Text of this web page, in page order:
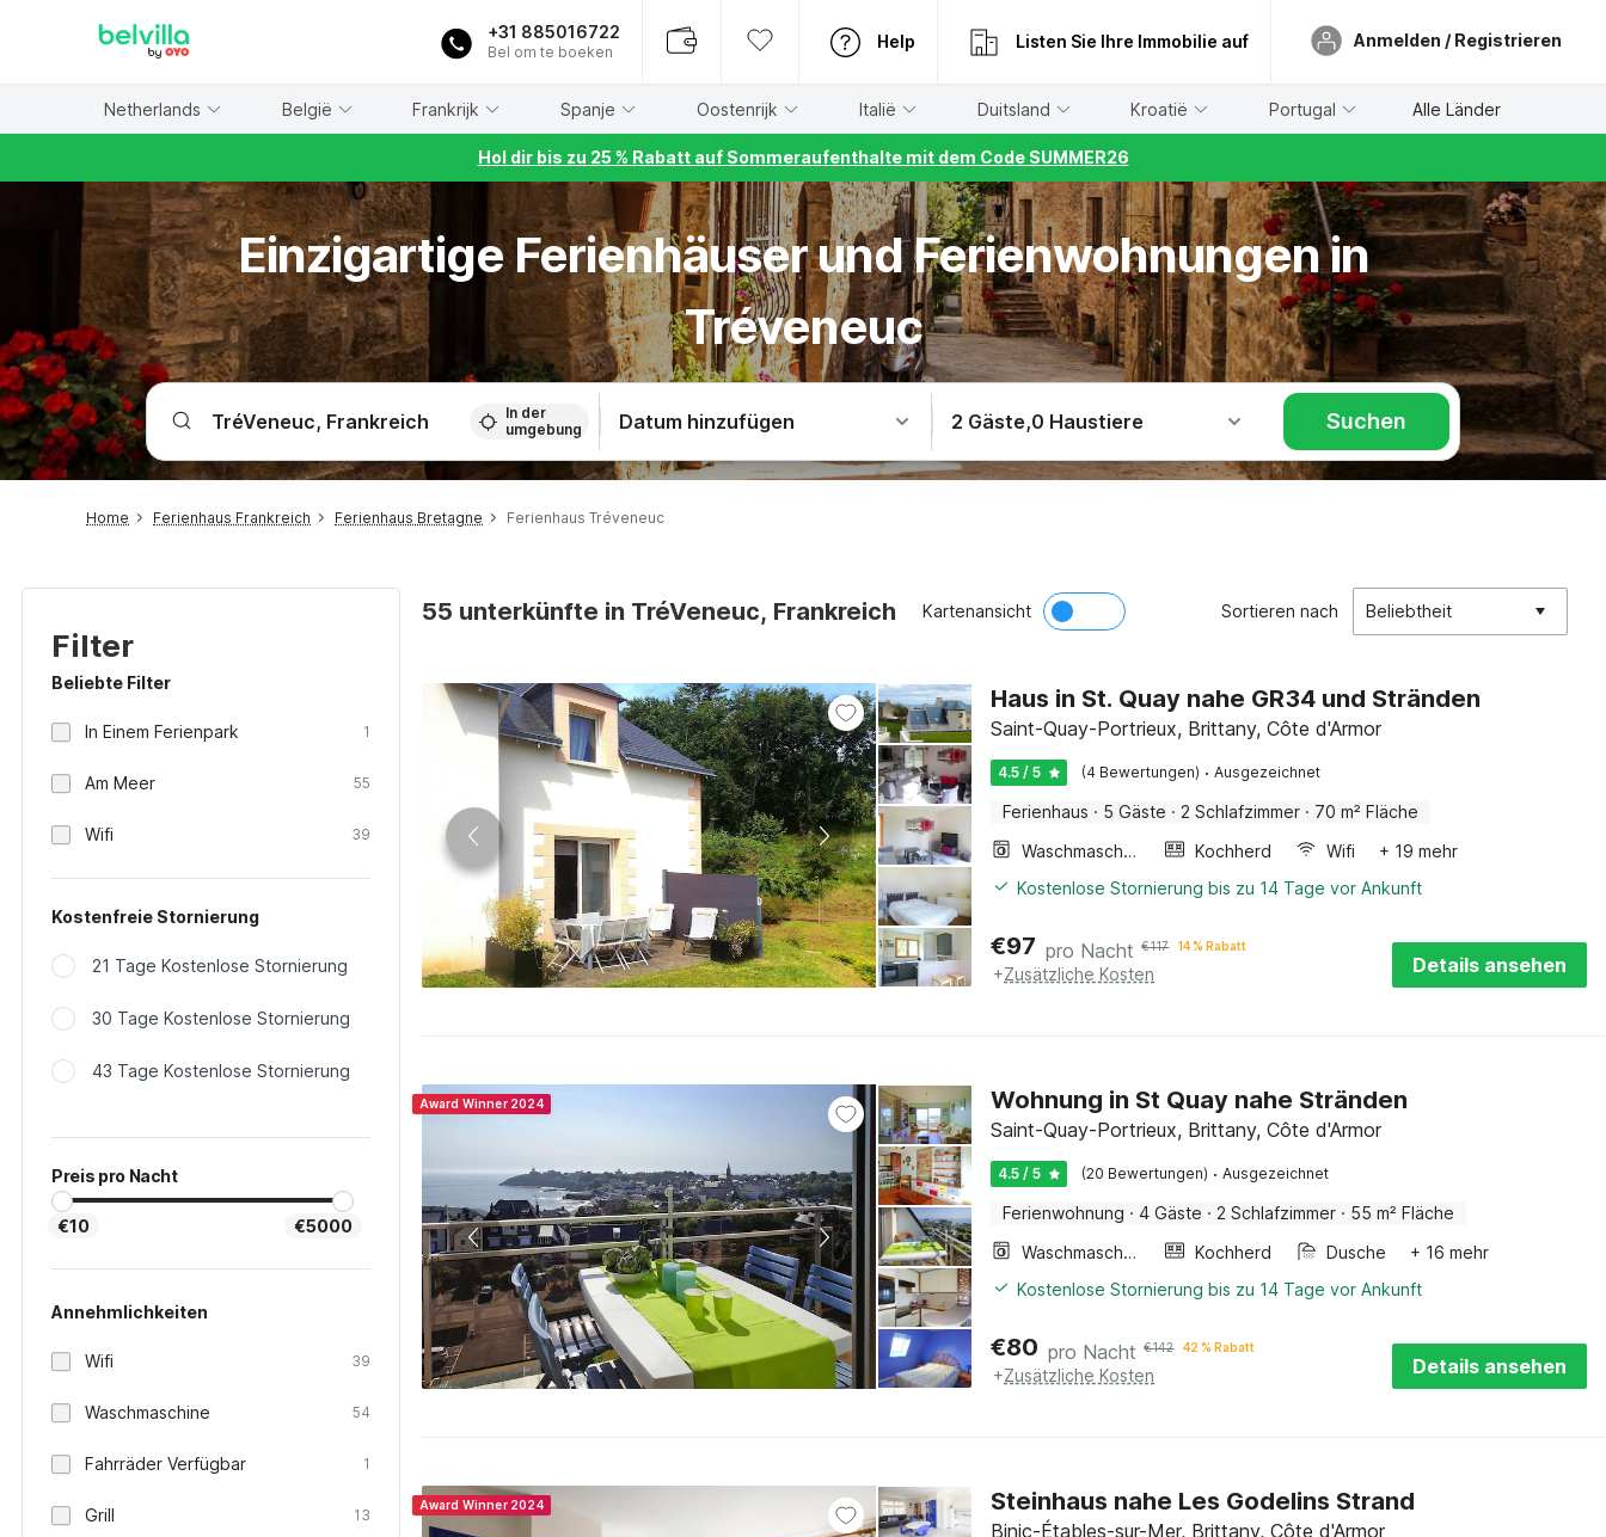
+31 885016722
Bel om te boeken
Help Listen Sie Ihre Immobilie auf Anmelden / Registrieren
Netherlands België Frankrijk Spanje Oostenrijk Italië Duitsland Kroatië Portugal Alle Länder
Hol dir bis zu 25 % Rabatt auf Sommeraufenthalte mit dem Code SUMMER26
Einzigartige Ferienhäuser und Ferienwohnungen in
Tréveneuc
In der
umgebung
Datum hinzufügen 2 Gäste,0 Haustiere Suchen
Home Ferienhaus Frankreich Ferienhaus Bretagne Ferienhaus Tréveneuc
Filter
Beliebte Filter
In Einem Ferienpark 1
Am Meer 55
Wifi 39
Kostenfreie Stornierung
21 Tage Kostenlose Stornierung
30 Tage Kostenlose Stornierung
43 Tage Kostenlose Stornierung
Preis pro Nacht
€10 €5000
Annehmlichkeiten
Wifi 39
Waschmaschine 54
Fahrräder Verfügbar 1
Grill 13
55 unterkünfte in TréVeneuc, Frankreich Kartenansicht Sortieren nach Beliebtheit
Haus in St. Quay nahe GR34 und Stränden
Saint-Quay-Portrieux, Brittany, Côte d'Armor
4.5 / 5 (4 Bewertungen) · Ausgezeichnet
Ferienhaus · 5 Gäste · 2 Schlafzimmer · 70 m² Fläche
Waschmaschine
Kochherd Wifi
+ 19 mehr
Kostenlose Stornierung bis zu 14 Tage vor Ankunft
€97 pro Nacht €117 14 % Rabatt
+Zusätzliche Kosten Details ansehen
Award Winner 2024 Wohnung in St Quay nahe Stränden
Saint-Quay-Portrieux, Brittany, Côte d'Armor
4.5 / 5 (20 Bewertungen) · Ausgezeichnet
Ferienwohnung · 4 Gäste · 2 Schlafzimmer · 55 m² Fläche
Waschmaschine
Kochherd Dusche
+ 16 mehr
Kostenlose Stornierung bis zu 14 Tage vor Ankunft
€80 pro Nacht €142 42 % Rabatt
+Zusätzliche Kosten Details ansehen
Award Winner 2024 Steinhaus nahe Les Godelins Strand
Binic-Étables-sur-Mer, Brittany, Côte d'Armor